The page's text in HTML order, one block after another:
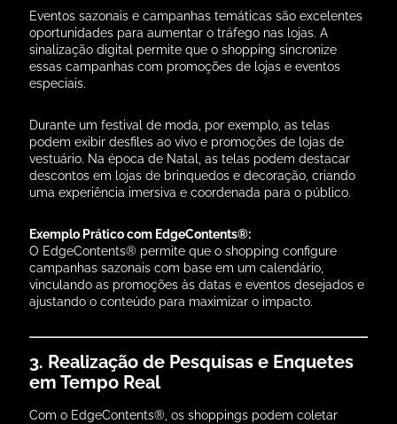
Eventos sazonais e campanhas temáticas são excelentes
oportunidades para aumentar o tráfego nas lojas. A
sinalização digital permite que o shopping sincronize
essas campanhas com promoções de lojas e eventos
especiais.
Durante um festival de moda, por exemplo, as telas
podem exibir desfiles ao vivo e promoções de lojas de
vestuário. Na época de Natal, as telas podem destacar
descontos em lojas de brinquedos e decoração, criando
uma experiência imersiva e coordenada para o público.
Exemplo Prático com EdgeContents®:
O EdgeContents® permite que o shopping configure
campanhas sazonais com base em um calendário,
vinculando as promoções às datas e eventos desejados e
ajustando o conteúdo para maximizar o impacto.
3. Realização de Pesquisas e Enquetes
em Tempo Real
Com o EdgeContents®, os shoppings podem coletar